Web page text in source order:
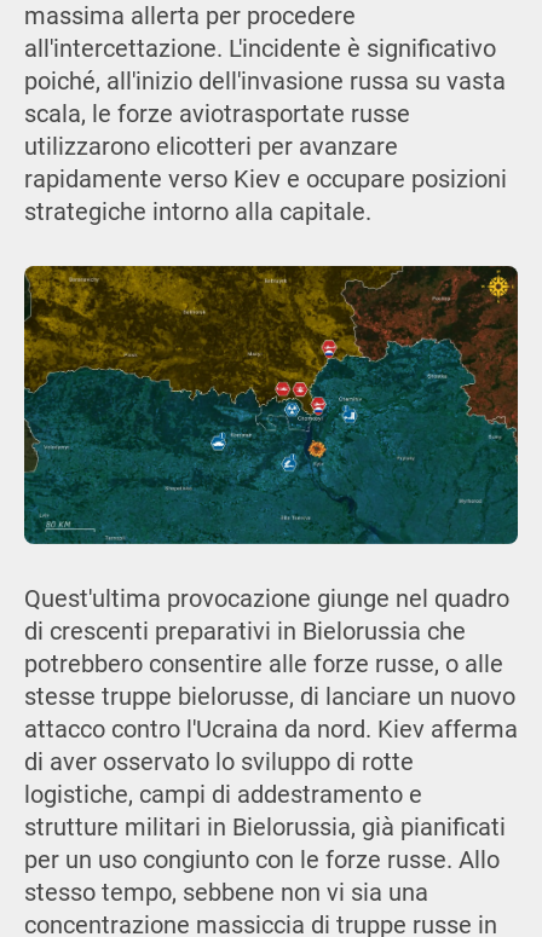
massima allerta per procedere
all'intercettazione. L'incidente è significativo
poiché, all'inizio dell'invasione russa su vasta
scala, le forze aviotrasportate russe
utilizzarono elicotteri per avanzare
rapidamente verso Kiev e occupare posizioni
strategiche intorno alla capitale.
Quest'ultima provocazione giunge nel quadro
di crescenti preparativi in Bielorussia che
potrebbero consentire alle forze russe, o alle
stesse truppe bielorusse, di lanciare un nuovo
attacco contro l'Ucraina da nord. Kiev afferma
di aver osservato lo sviluppo di rotte
logistiche, campi di addestramento e
strutture militari in Bielorussia, già pianificati
per un uso congiunto con le forze russe. Allo
stesso tempo, sebbene non vi sia una
concentrazione massiccia di truppe russe in